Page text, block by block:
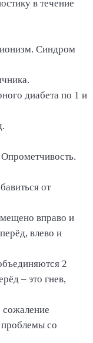
в течение
Синдром
диабета по 1 и
от
вправо и
влево и
2
– это гнев,
со